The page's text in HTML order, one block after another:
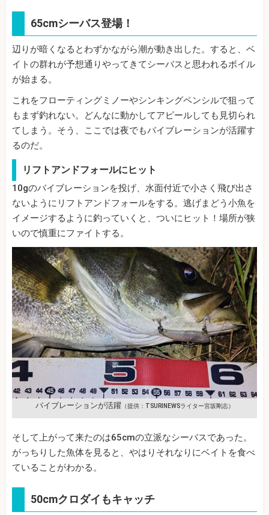
65cmシーバス登場！
辺りが暗くなるとわずかながら潮が動き出した。すると、ベ
イトの群れが予想通りやってきてシーバスと思われるボイル
が始まる。
これをフローティングミノーやシンキングペンシルで狙って
もまず釣れない。どんなに動かしてアピールしても見切られ
てしまう。そう、ここでは夜でもバイブレーションが活躍す
るのだ。
リフトアンドフォールにヒット
10gのバイブレーションを投げ、水面付近で小さく飛び出さ
ないようにリフトアンドフォールをする。逃げまどう小魚を
イメージするように釣っていくと、ついにヒット！場所が狭
いので慎重にファイトする。
バイブレーションが活躍（提供：TSURINEWSライター宮坂剛志）
そして上がって来たのは65cmの立派なシーバスであった。
がっちりした魚体を見ると、やはりそれなりにベイトを食べ
ていることがわかる。
50cmクロダイもキャッチ